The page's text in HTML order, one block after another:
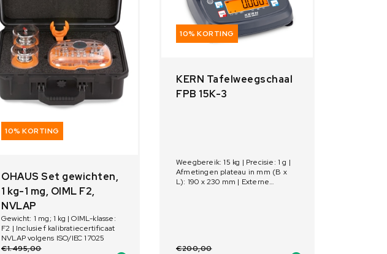
10% KORTING
OHAUS Set gewichten,
1 kg-1 mg, OIML F2,
NVLAP
Gewicht: 1 mg; 1 kg | OIML-klasse:
F2 | Inclusief kalibratiecertificaat
NVLAP volgens ISO/IEC 17025
€1.495,00
10% KORTING
KERN Tafelweegschaal
FPB 15K-3
Weegbereik: 15 kg | Precisie: 1 g |
Afmetingen plateau in mm (B x
L): 190 x 230 mm | Externe
€200,00